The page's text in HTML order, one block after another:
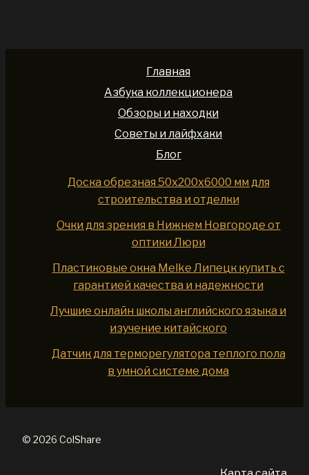
Главная
Азбука коллекционера
Обзоры и находки
Советы и лайфхаки
Блог
Доска обрезная 50x200x6000 мм для
строительства и отделки
Очки для зрения в Нижнем Новгороде от
оптики Люри
Пластиковые окна Melke Липецк купить с
гарантией качества и надежности
Лучшие онлайн школы английского языка и
изучение китайского
Датчик для терморегулятора теплого пола
в умной системе дома
© 2026 ColShare